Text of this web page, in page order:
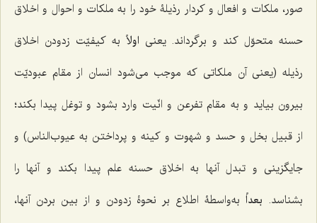
صور، ملکات و افعال و کردار رذیلۀ خود را به ملکات و احوال و اخلاق
حسنه متحوّل کند و برگرداند. یعنی اولاً به کیفیّت زدودن اخلاق
رذیله (یعنی آن ملکاتی که موجب می‌شود انسان از مقام عبودیّت
بیرون بیاید و به مقام تفرعن و انّیت وارد بشود و توغل پیدا بکند؛
از قبیل بخل و حسد و شهوت و کینه و پرداختن به عیوب‌الناس) و
جایگزینی و تبدل آنها به اخلاق حسنه علم پیدا بکند و آنها را
بشناسد. بعداًبه‌واسطۀ اطلاع بر نحوۀ زدودن و از بین بردن آنها،